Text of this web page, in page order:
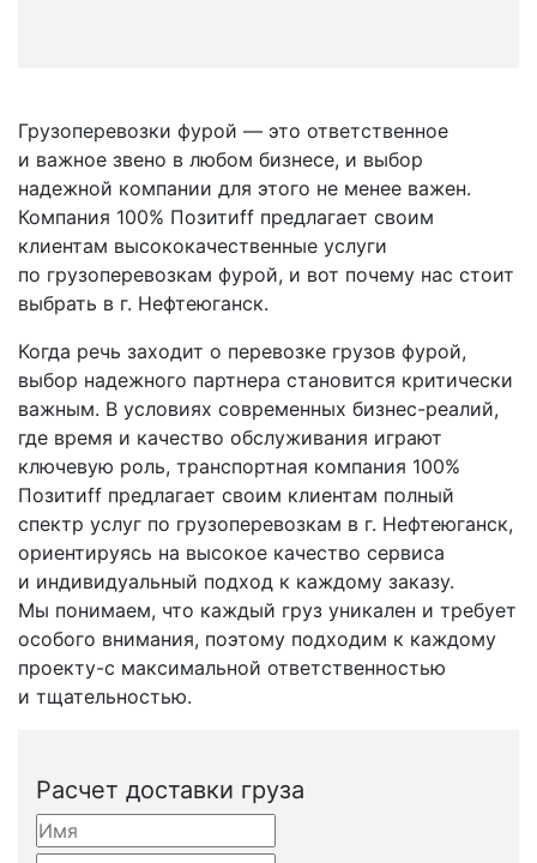
Грузоперевозки фурой — это ответственное
и важное звено в любом бизнесе, и выбор
надежной компании для этого не менее важен.
Компания 100% Позитиff предлагает своим
клиентам высококачественные услуги
по грузоперевозкам фурой, и вот почему нас стоит
выбрать в г. Нефтеюганск.
Когда речь заходит о перевозке грузов фурой,
выбор надежного партнера становится критически
важным. В условиях современных бизнес-реалий,
где время и качество обслуживания играют
ключевую роль, транспортная компания 100%
Позитиff предлагает своим клиентам полный
спектр услуг по грузоперевозкам в г. Нефтеюганск,
ориентируясь на высокое качество сервиса
и индивидуальный подход к каждому заказу.
Мы понимаем, что каждый груз уникален и требует
особого внимания, поэтому подходим к каждому
проекту-с максимальной ответственностью
и тщательностью.
Расчет доставки груза